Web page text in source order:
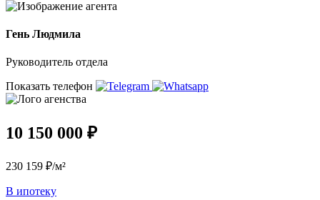
Гень Людмила
Руководитель отдела
Показать телефон
10 150 000 ₽
230 159 ₽/м²
В ипотеку